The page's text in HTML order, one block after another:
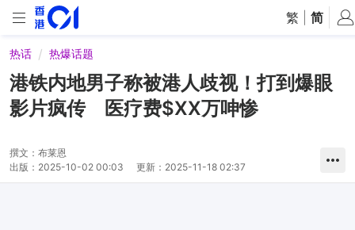
繁 简
热话 热爆话题
港铁内地男子称被港人歧视！打到爆眼
影片疯传 医疗费$XX万呻惨
撰文： 布莱恩
出版： 2025-10-02 00:03 更新： 2025-11-18 02:37